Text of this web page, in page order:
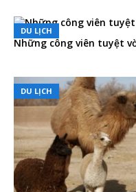
DU LỊCH
Những công viên tuyệt
DU LỊCH